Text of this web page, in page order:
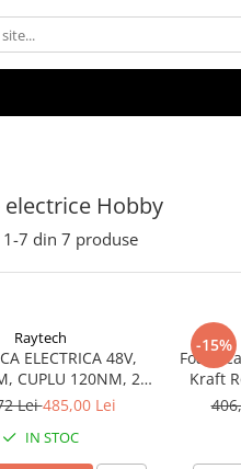
Hobby
1-7 din 7 produse
Raytech
ELECTRICA 48V,
CUPLU 120NM, 2
4AH
Lei485,00 Lei
IN STOC
-15%
Kraft